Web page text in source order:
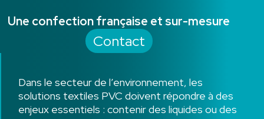
Une confection française et sur-mesure
Contact
Dans le secteur de l’environnement, les
solutions textiles PVC doivent répondre à des
enjeux essentiels : contenir des liquides ou des